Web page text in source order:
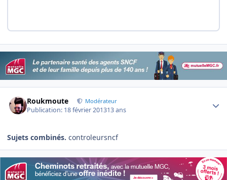
Roukmoute Modérateur
Publication: 18 février 201313 ans
Sujets combinés. controleursncf